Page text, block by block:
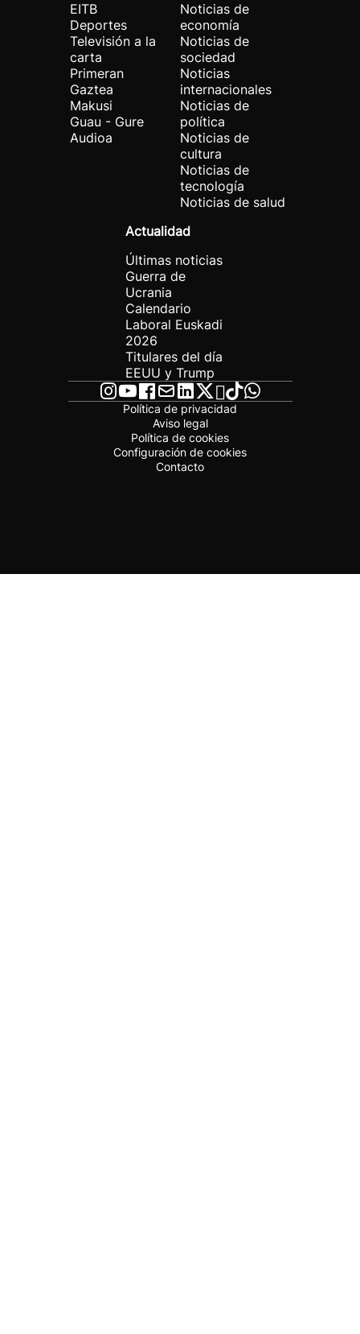
EITB
Deportes
Televisión a la
carta
Primeran
Gaztea
Makusi
Guau - Gure
Audioa
Noticias de
economía
Noticias de
sociedad
Noticias
internacionales
Noticias de
política
Noticias de
cultura
Noticias de
tecnología
Noticias de salud
Actualidad
Últimas noticias
Guerra de
Ucrania
Calendario
Laboral Euskadi
2026
Titulares del día
EEUU y Trump
Política de privacidad
Aviso legal
Política de cookies
Configuración de cookies
Contacto